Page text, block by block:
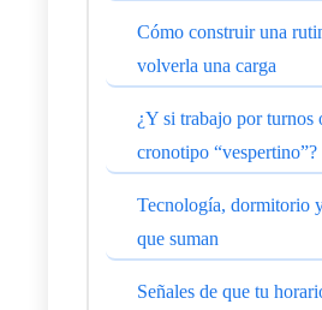
Cómo construir una
volverla una carga
¿Y si trabajo por turnos
cronotipo “vespertino”?
Tecnología, dormitorio
que suman
Señales de que tu